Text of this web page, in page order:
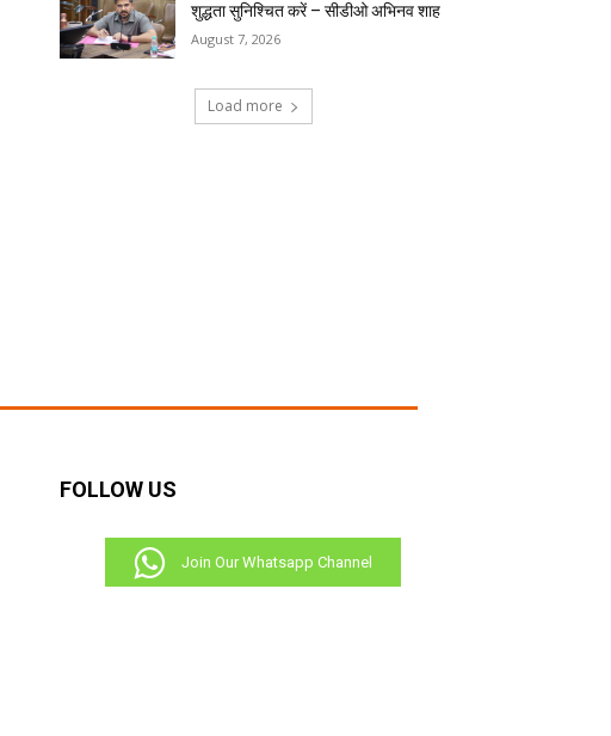
शुद्धता सुनिश्चित करें – सीडीओ अभिनव शाह
August 7, 2026
Load more
FOLLOW US
Join Our Whatsapp Channel